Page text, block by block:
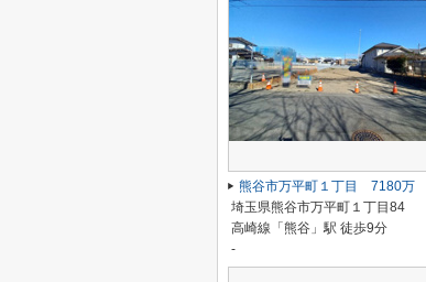
熊谷市万平町１丁目 7180万
埼玉県熊谷市万平町１丁目84
高崎線「熊谷」駅 徒歩9分
-